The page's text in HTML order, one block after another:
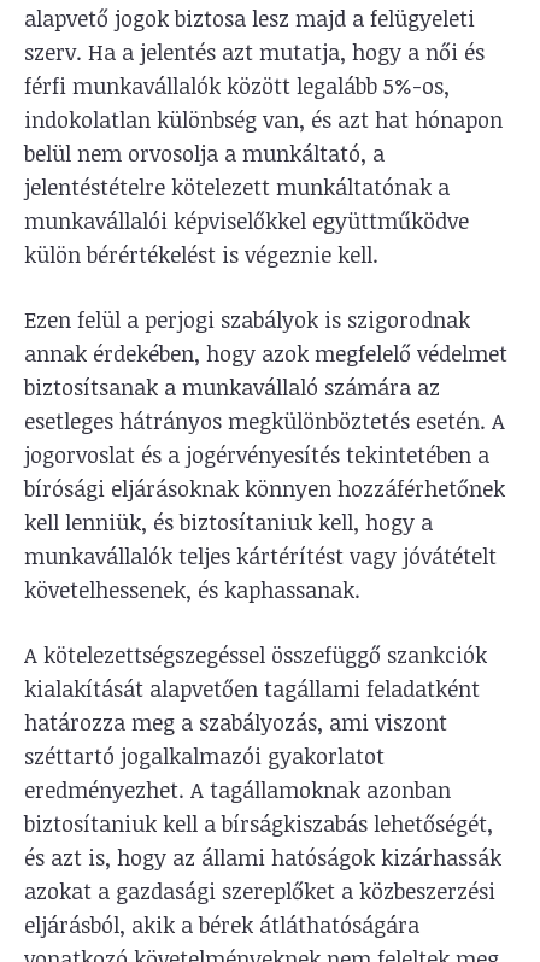
alapvető jogok biztosa lesz majd a felügyeleti
szerv. Ha a jelentés azt mutatja, hogy a női és
férfi munkavállalók között legalább 5%-os,
indokolatlan különbség van, és azt hat hónapon
belül nem orvosolja a munkáltató, a
jelentéstételre kötelezett munkáltatónak a
munkavállalói képviselőkkel együttműködve
külön bérértékelést is végeznie kell.
Ezen felül a perjogi szabályok is szigorodnak
annak érdekében, hogy azok megfelelő védelmet
biztosítsanak a munkavállaló számára az
esetleges hátrányos megkülönböztetés esetén. A
jogorvoslat és a jogérvényesítés tekintetében a
bírósági eljárásoknak könnyen hozzáférhetőnek
kell lenniük, és biztosítaniuk kell, hogy a
munkavállalók teljes kártérítést vagy jóvátételt
követelhessenek, és kaphassanak.
A kötelezettségszegéssel összefüggő szankciók
kialakítását alapvetően tagállami feladatként
határozza meg a szabályozás, ami viszont
széttartó jogalkalmazói gyakorlatot
eredményezhet. A tagállamoknak azonban
biztosítaniuk kell a bírságkiszabás lehetőségét,
és azt is, hogy az állami hatóságok kizárhassák
azokat a gazdasági szereplőket a közbeszerzési
eljárásból, akik a bérek átláthatóságára